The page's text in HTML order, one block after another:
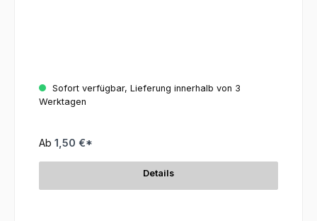
Sofort verfügbar, Lieferung innerhalb von 3
Werktagen
Ab 1,50 €*
Details